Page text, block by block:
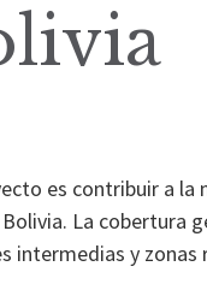
es contribuir a la
La cobertura
intermedias y